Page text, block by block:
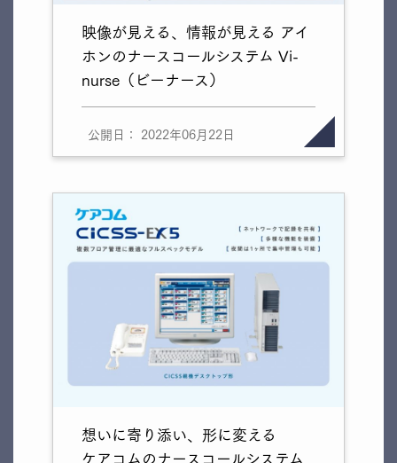
映像が見える、情報が見える アイ
ホンのナースコールシステム Vi-
nurse（ビーナース）
公開日： 2022年06月22日
想いに寄り添い、形に変える